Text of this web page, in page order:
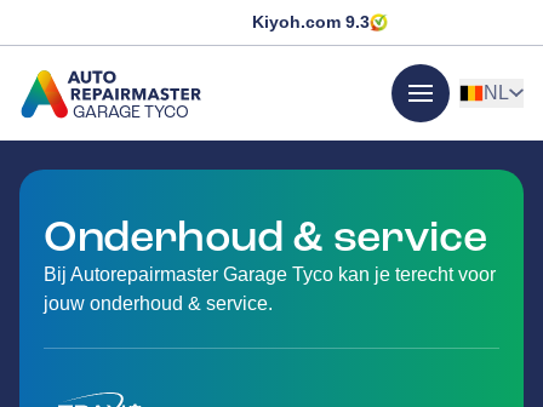
Kiyoh.com 9.3
GARAGE TYCO menu
NL
Onderhoud & service
Bij Autorepairmaster Garage Tyco kan je terecht voor
jouw onderhoud & service.